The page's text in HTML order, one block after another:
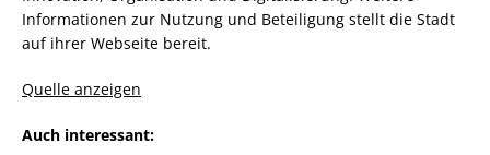
Informationen zur Nutzung und Beteiligung stellt die Stadt
auf ihrer Webseite bereit.
Quelle anzeigen
Auch interessant: